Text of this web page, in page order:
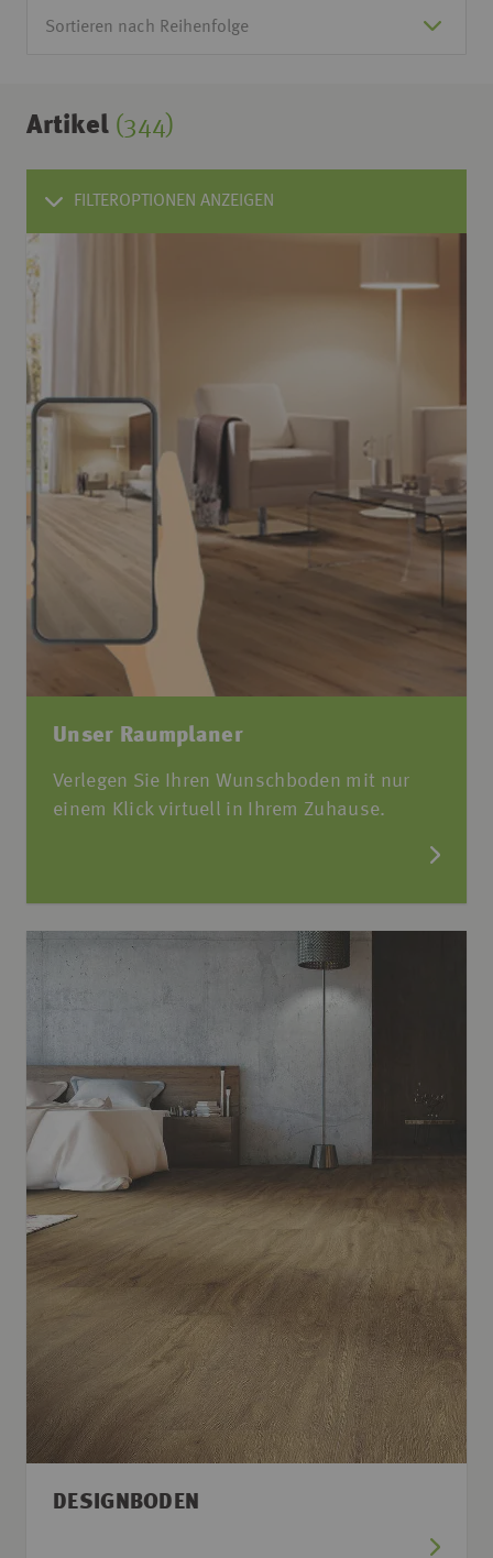
Artikel (344)
FILTEROPTIONEN ANZEIGEN
Unser Raumplaner
Verlegen Sie Ihren Wunschboden mit nur
einem Klick virtuell in Ihrem Zuhause.
DESIGNBODEN